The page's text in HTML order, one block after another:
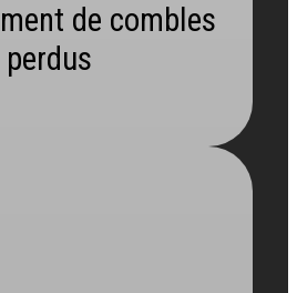
de combles
perdus